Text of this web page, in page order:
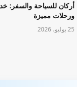
أركان للسياحة والسفر:
ورحلات مميزة
25 يوليو، 2026